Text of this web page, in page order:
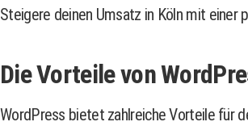
Steigere deinen Umsatz in Köln mit einer
Die Vorteile von
WordPress bietet zahlreiche Vorteile für